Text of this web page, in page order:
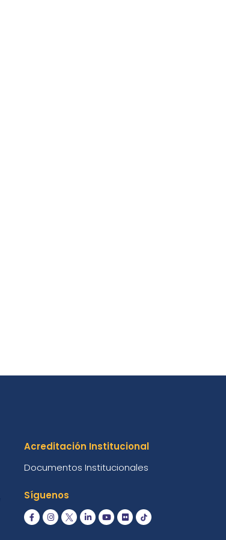
Acreditación Institucional
Documentos Institucionales
Síguenos